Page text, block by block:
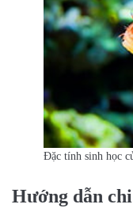
Đặc tính sinh học
Hướng dẫn